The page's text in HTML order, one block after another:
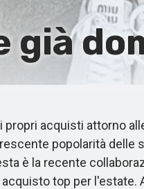
già
acquisti attorno
popolarità
è la recente
top per